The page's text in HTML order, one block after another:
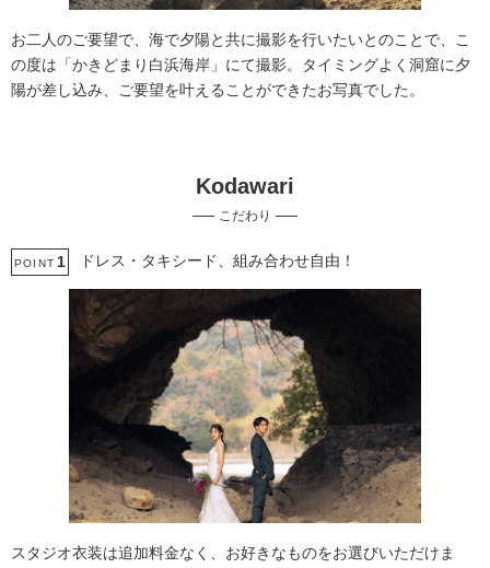
スタジオでの撮影 海での撮影
神社・寺院での撮影
人気スポットでの撮影
お二人のご要望で、海で夕陽と共に撮影を行いたいとのことで、こ
の度は「かきどまり白浜海岸」にて撮影。タイミングよく洞窟に夕
陽が差し込み、ご要望を叶えることができたお写真でした。
Kodawari
こだわり
POINT 1 ドレス・タキシード、組み合わせ自由！
スタジオ衣装は追加料金なく、お好きなものをお選びいただけま